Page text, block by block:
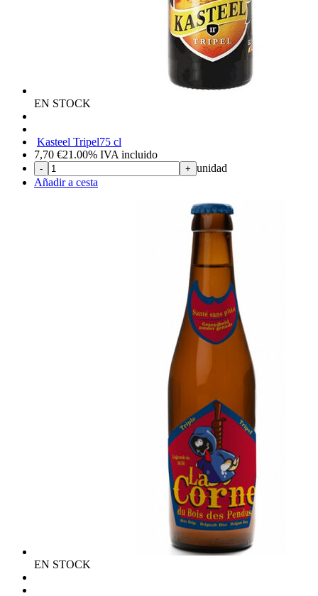
EN STOCK
Kasteel Tripel75 cl
7,70 €21.00% IVA incluido
- + unidad
Añadir a cesta
EN STOCK